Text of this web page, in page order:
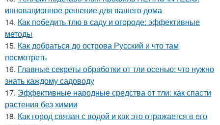
инновационное решение для вашего дома
14. Как победить тлю в саду и огороде: эффективные
методы
15. Как добраться до острова Русский и что там
посмотреть
16. Главные секреты обработки от тли осенью: что нужно
знать каждому садоводу
17. Эффективные народные средства от тли: как спасти
растения без химии
18. Как город связан с водой и как это отражается в его